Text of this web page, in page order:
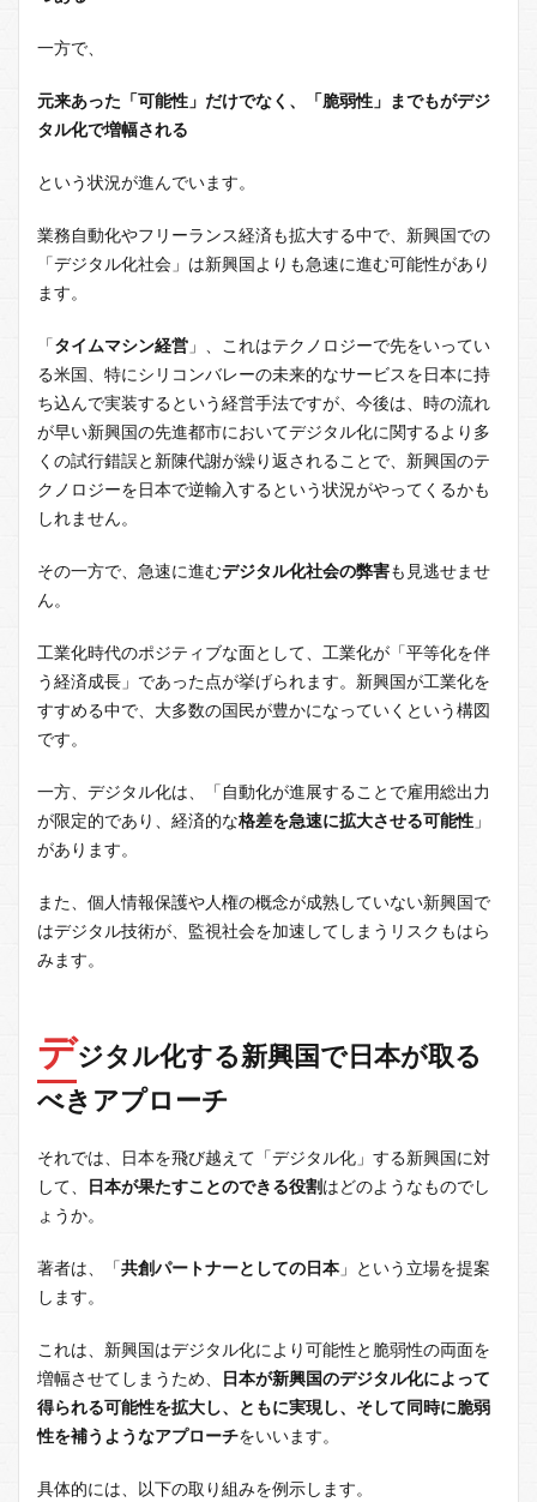
一方で、
元来あった「可能性」だけでなく、「脆弱性」までもがデジ
タル化で増幅される
という状況が進んでいます。
業務自動化やフリーランス経済も拡大する中で、新興国での
「デジタル化社会」は新興国よりも急速に進む可能性があり
ます。
「タイムマシン経営 」、これはテクノロジーで先をいってい
る米国、特にシリコンバレーの未来的なサービスを日本に持
ち込んで実装するという経営手法ですが、今後は、時の流れ
が早い新興国の先進都市においてデジタル化に関するより多
くの試行錯誤と新陳代謝が繰り返されることで、新興国のテ
クノロジーを日本で逆輸入するという状況がやってくるかも
しれません。
その一方で、急速に進むデジタル化社会の弊害も見逃せませ
ん。
工業化時代のポジティブな面として、工業化が「平等化を伴
う経済成長」であった点が挙げられます。新興国が工業化を
すすめる中で、大多数の国民が豊かになっていくという構図
です。
一方、デジタル化は、「自動化が進展することで雇用総出力
が限定的であり、経済的な格差を急速に拡大させる可能性 」
があります。
また、個人情報保護や人権の概念が成熟していない新興国で
はデジタル技術が、監視社会を加速してしまうリスクもはら
みます。
デジタル化する新興国で日本が取る
べきアプローチ
それでは、日本を飛び越えて「デジタル化」する新興国に対
して、
日本が果たすことのできる役割はどのようなものでし
ょうか。
著者は、「共創パートナーとしての日本 」という立場を提案
します。
これは、新興国はデジタル化により可能性と脆弱性の両面を
増幅させてしまうため、
日本が新興国のデジタル化によって
得られる可能性を拡大し、ともに実現し、そして同時に脆弱
性を補うようなアプローチをいいます。
具体的には、以下の取り組みを例示します。